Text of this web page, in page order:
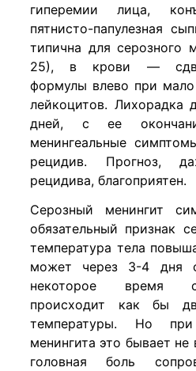
гиперемии лица,
пятнисто-папулезная
типична для серозного
25), в крови —
формулы влево при
лейкоцитов. Лихорадка
дней, с ее
менингеальные
рецидив. Прогноз,
рецидива, благоприятен.
Серозный менингит
обязательный признак
температура тела
может через 3-4 дня
некоторое время
происходит как бы
температуры. Но
менингита это бывает не
головная боль